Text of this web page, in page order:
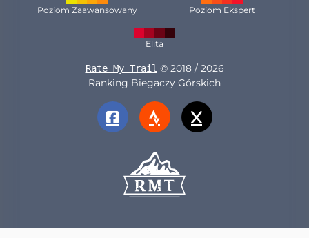
Poziom Zaawansowany Poziom Ekspert
Elita
Rate My Trail © 2018 / 2026
Ranking Biegaczy Górskich